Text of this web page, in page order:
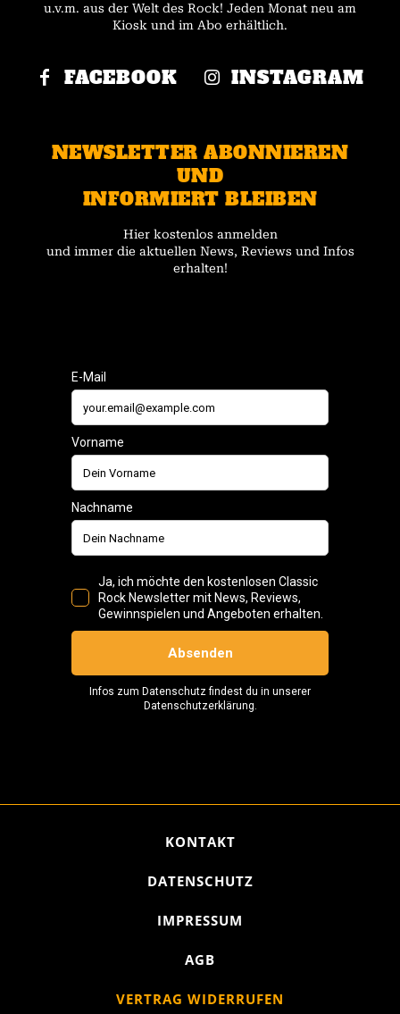
u.v.m. aus der Welt des Rock! Jeden Monat neu am
Kiosk und im Abo erhältlich.
FACEBOOK INSTAGRAM
NEWSLETTER ABONNIEREN
UND
INFORMIERT BLEIBEN
Hier kostenlos anmelden
und immer die aktuellen News, Reviews und Infos
erhalten!
KONTAKT
DATENSCHUTZ
IMPRESSUM
AGB
VERTRAG WIDERRUFEN